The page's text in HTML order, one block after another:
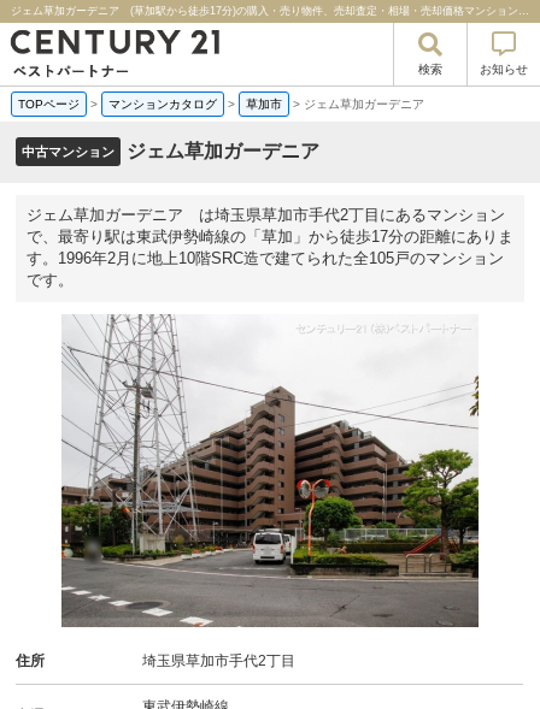
ジェム草加ガーデニア (草加駅から徒歩17分)の購入・売り物件、売却査定・相場・売却価格マンション情報｜センチュリー２１ベストパートナー
検索 お知らせ
TOPページ > マンションカタログ > 草加市 > ジェム草加ガーデニア
中古マンション ジェム草加ガーデニア
ジェム草加ガーデニア は埼玉県草加市手代2丁目にあるマンション
で、最寄り駅は東武伊勢崎線の「草加」から徒歩17分の距離にありま
す。1996年2月に地上10階SRC造で建てられた全105戸のマンション
です。
住所 埼玉県草加市手代2丁目